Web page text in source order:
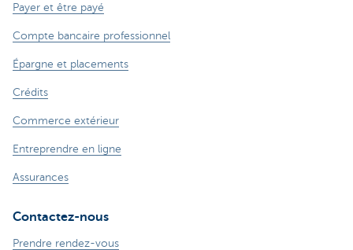
Payer et être payé
Compte bancaire professionnel
Épargne et placements
Crédits
Commerce extérieur
Entreprendre en ligne
Assurances
Contactez-nous
Prendre rendez-vous